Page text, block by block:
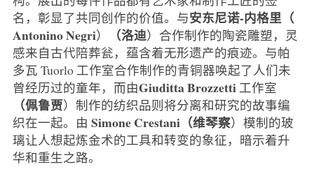
名，彰显了共同创作的价值。与安东尼诺-内格里（
Antonino Negri） （洛迪）合作制作的陶瓷雕塑，灵
感来自古代陪葬瓮，蕴含着无形遗产的痕迹。与帕
多瓦 Tuorlo 工作室合作制作的青铜器唤起了人们未
曾经历过的童年，而由Giuditta Brozzetti 工作室
（佩鲁贾）制作的纺织品则将分离和研究的故事编
织在一起。由 Simone Crestani（维琴察）模制的玻
璃让人想起炼金术的工具和转变的象征，暗示着升
华和重生之路。